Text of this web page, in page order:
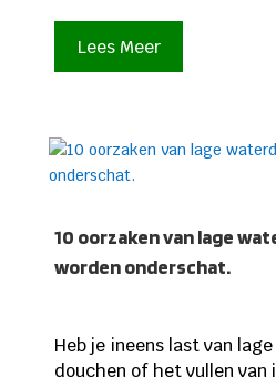
Lees Meer
10 oorzaken van lage
worden onderschat.
Heb je ineens last van
douchen of het vullen van